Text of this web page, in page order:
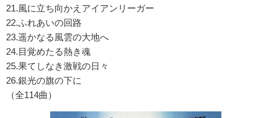
21.風に立ち向かえアイアンリーガー
22.ふれあいの回路
23.遥かなる風雲の大地へ
24.目覚めたる熱き魂
25.果てしなき激戦の日々
26.銀光の旗の下に
（全114曲）